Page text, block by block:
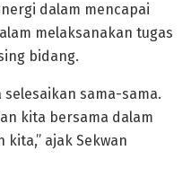
dalam mencapai
melaksanakan tugas
bidang.
sama-sama.
kita bersama dalam
ajak Sekwan